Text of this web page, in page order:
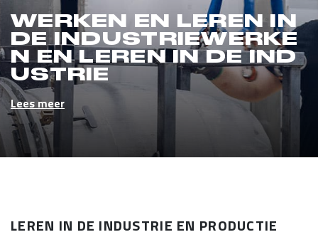
WERKEN EN LEREN IN
DE INDUSTRIEWERKE
N EN LEREN IN DE IND
USTRIE
Lees meer
LEREN IN DE INDUSTRIE EN PRODUCTIE